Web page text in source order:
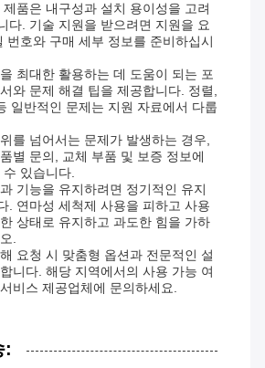
품은 내구성과 설치 용이성을 고려
다. 기술 지원을 받으려면 지원을 요
번호와 구매 세부 정보를 준비하십시
최대한 활용하는 데 도움이 되는 포
와 문제 해결 팁을 제공합니다. 정렬,
일반적인 문제는 지원 자료에서 다룹
를 넘어서는 문제가 발생하는 경우,
별 문의, 교체 부품 및 보증 정보에
있습니다.
기능을 유지하려면 정기적인 유지
. 연마성 세척제 사용을 피하고 사용
상태로 유지하고 과도한 힘을 가하
.
요청 시 맞춤형 옵션과 전문적인 설
니다. 해당 지역에서의 사용 가능 여
비스 제공업체에 문의하세요.
: